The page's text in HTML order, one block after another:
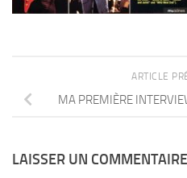
ARTICLE
MA PREMIÈRE
LAISSER UN COMMENTAIRE